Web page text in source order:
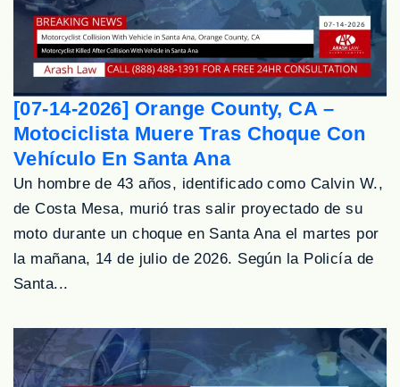
[07-14-2026] Orange County, CA –
Motociclista Muere Tras Choque Con
Vehículo En Santa Ana
Un hombre de 43 años, identificado como Calvin W.,
de Costa Mesa, murió tras salir proyectado de su
moto durante un choque en Santa Ana el martes por
la mañana, 14 de julio de 2026. Según la Policía de
Santa...